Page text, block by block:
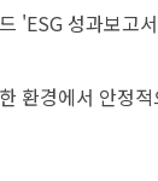
'ESG 성과보고
환경에서 안정